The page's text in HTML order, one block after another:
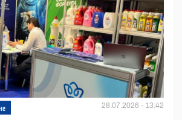
28.07.2026 - 13:42